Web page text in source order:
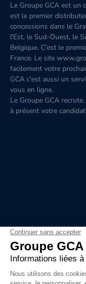
Le Groupe GCA est
est le premier
concessions dans le
l'Est, le Sud-Ouest, le
Belgique. C'est le
France. Le site
facilement votre
GCA c'est aussi un
vous en ligne.
Le Groupe GCA
à présent votre
NOS